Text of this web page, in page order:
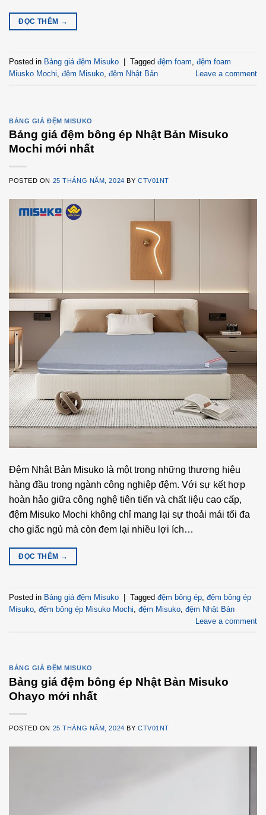
ĐỌC THÊM →
Posted in Bảng giá đệm Misuko Tagged đệm foam đệm foam
Miusko Mochi đệm Misuko đệm Nhật Bản Leave a comment
BẢNG GIÁ ĐỆM MISUKO
Bảng giá đệm bông ép Nhật Bản Misuko
Mochi mới nhất
POSTED ON 25 THÁNG NĂM, 2024 BY CTV01NT
Đệm Nhật Bản Misuko là một trong những thương hiệu
hàng đầu trong ngành công nghiệp đệm. Với sự kết hợp
hoàn hảo giữa công nghệ tiên tiến và chất liệu cao cấp,
đệm Misuko Mochi không chỉ mang lại sự thoải mái tối đa
cho giấc ngủ mà còn đem lại nhiều lợi ích…
ĐỌC THÊM →
Posted in Bảng giá đệm Misuko | Tagged đệm bông ép đệm bông ép
Misuko đệm bông ép Misuko Mochi đệm Misuko đệm Nhật Bản
Leave a comment
BẢNG GIÁ ĐỆM MISUKO
Bảng giá đệm bông ép Nhật Bản Misuko
Ohayo mới nhất
POSTED ON 25 THÁNG NĂM, 2024 BY CTV01NT